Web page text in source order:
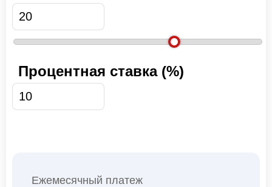
Процентная ставка (%)
Ежемесячный платеж